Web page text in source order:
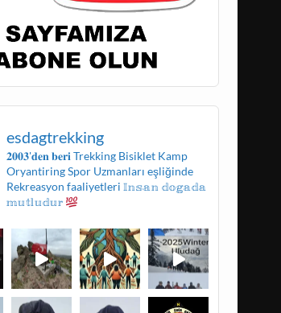
esdagtrekking
𝟐𝟎𝟎𝟑'𝐝𝐞𝐧 𝐛𝐞𝐫𝐢Trekking Bisiklet Kamp
OryantiringSpor Uzmanları eşliğinde
Rekreasyon faaliyetleri 𝕀𝕟𝕤𝕒𝕟 𝕕𝕠𝕘𝕒𝕕𝕒
𝕞𝕦𝕥𝕝𝕦𝕕𝕦𝕣